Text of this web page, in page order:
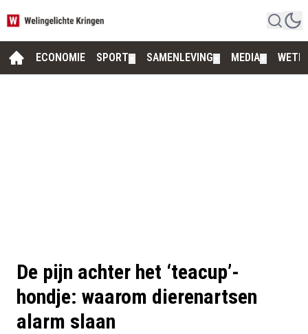
ECONOMIE SPORT SAMENLEVING MEDIA
De pijn achter het ‘teacup’-
hondje: waarom dierenartsen
alarm slaan